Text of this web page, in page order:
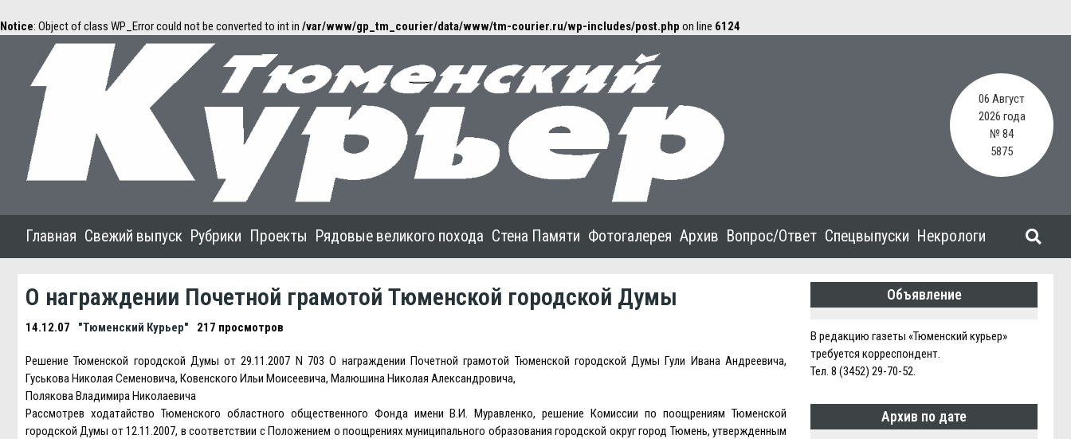
Notice: Object of class WP_Error could not be converted to int in /var/www/gp_tm_courier/data/www/tm-courier.ru/wp-includes/post.php on line 6124
06 Август
2026 года
№ 84
5875
Главная Свежий выпуск Рубрики Проекты Рядовые великого похода Стена Памяти Фотогалерея Архив Вопрос/Ответ Спецвыпуски Некрологи
О награждении Почетной грамотой Тюменской городской Думы
14.12.07 "Тюменский Курьер" 217 просмотров
Решение Тюменской городской Думы от 29.11.2007 N 703 О награждении Почетной грамотой Тюменской городской Думы Гули Ивана Андреевича,
Гуськова Николая Семеновича, Ковенского Ильи Моисеевича, Малюшина Николая Александровича,
Полякова Владимира Николаевича
Рассмотрев ходатайство Тюменского областного общественного Фонда имени В.И. Муравленко, решение Комиссии по поощрениям Тюменской
городской Думы от 12.11.2007, в соответствии с Положением о поощрениях муниципального образования городской округ город Тюмень, утвержденным
Объявление
В редакцию газеты «Тюменский курьер»
требуется корреспондент.
Тел. 8 (3452) 29-70-52.
Архив по дате